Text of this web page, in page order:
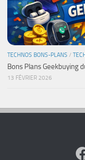
TECHNOS BONS-PLANS /
Bons Plans Geekbuying
13 FÉVRIER 2026